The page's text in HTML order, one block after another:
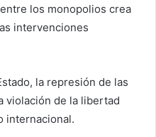
los monopolios crea
intervenciones
la represión de las
violación de la libertad
internacional.